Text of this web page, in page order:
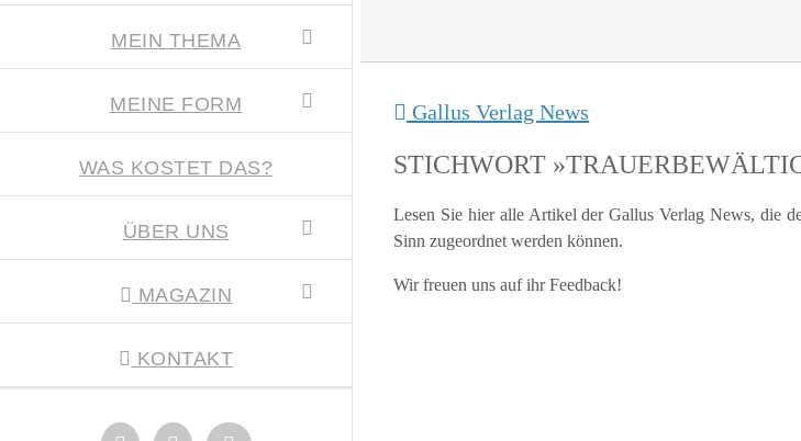
MEIN THEMA
MEINE FORM
WAS KOSTET DAS?
ÜBER UNS
MAGAZIN
KONTAKT
Gallus Verlag News
STICHWORT
Lesen Sie hier alle Artikel der Gallus Verlag News, die
Sinn zugeordnet werden können.
Wir freuen uns auf ihr Feedback!